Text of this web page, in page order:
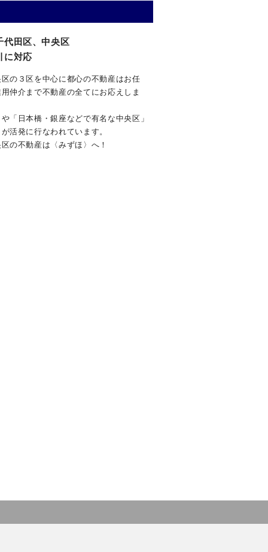
代田区、中央区
に対応
の３区を中心に都心の不動産はお任
仲介まで不動産の全てにお応えしま
「日本橋・銀座などで有名な中央区」
活発に行なわれています。
の不動産は〈みずほ〉へ！